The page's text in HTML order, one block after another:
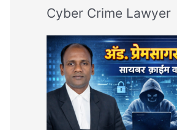
Cyber Crime Lawyer